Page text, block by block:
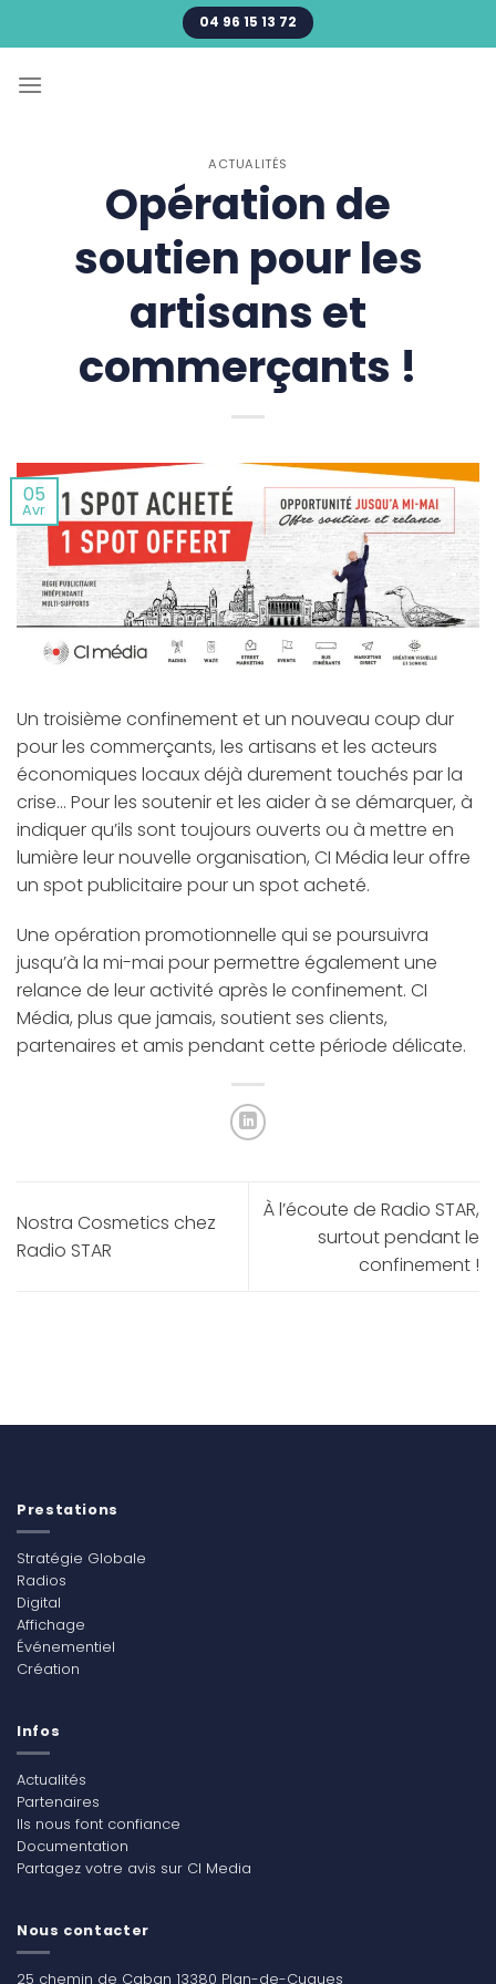
au
04 96 15 13 72
ACTUALITÉS
Opération de
soutien pour les
artisans et
commerçants !
05
Avr
Un troisième confinement et un nouveau coup dur
pour les commerçants, les artisans et les acteurs
économiques locaux déjà durement touchés par la
crise… Pour les soutenir et les aider à se démarquer, à
indiquer qu’ils sont toujours ouverts ou à mettre en
lumière leur nouvelle organisation, CI Média leur offre
un spot publicitaire pour un spot acheté.
Une opération promotionnelle qui se poursuivra
jusqu’à la mi-mai pour permettre également une
relance de leur activité après le confinement. CI
Média, plus que jamais, soutient ses clients,
partenaires et amis pendant cette période délicate.
Nostra Cosmetics chez
Radio STAR
À l’écoute de Radio STAR,
surtout pendant le
confinement !
Prestations
Stratégie Globale
Radios
Digital
Affichage
Événementiel
Création
Infos
Actualités
Partenaires
Ils nous font confiance
Documentation
Partagez votre avis sur CI Media
Nous contacter
25 chemin de Caban 13380 Plan-de-Cuques